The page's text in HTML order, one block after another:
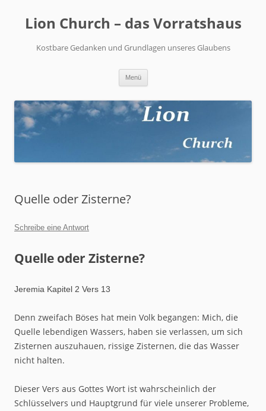
springen
Lion Church – das Vorratshaus
Kostbare Gedanken und Grundlagen unseres Glaubens
Menü
Quelle oder Zisterne?
Schreibe eine Antwort
Quelle oder Zisterne?
Jeremia Kapitel 2 Vers 13
Denn zweifach Böses hat mein Volk begangen: Mich, die
Quelle lebendigen Wassers, haben sie verlassen, um sich
Zisternen auszuhauen, rissige Zisternen, die das Wasser
nicht halten.
Dieser Vers aus Gottes Wort ist wahrscheinlich der
Schlüsselvers und Hauptgrund für viele unserer Probleme,